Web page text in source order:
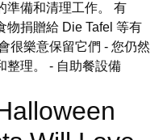
準備和清理工作。 有
物捐贈給 Die Tafel 等有
很樂意保留它們 - 您仍然
整理。 - 自助餐設備